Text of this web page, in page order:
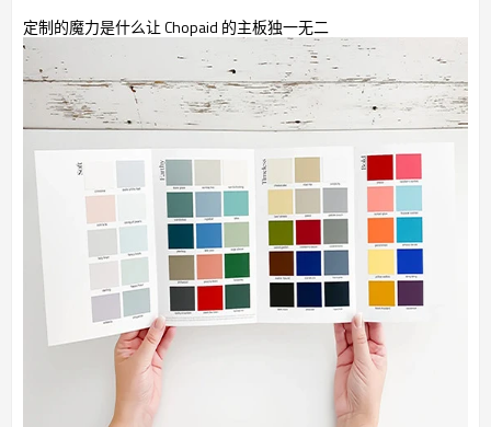
定制的魔力是什么让 Chopaid 的主板独一无二